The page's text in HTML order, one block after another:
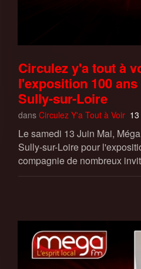
Circulez y'a tout à
l'exposition 100
Sully-sur-Loire
dans Circulez Y'a Tout à Voir
Le samedi 13 Juin Mai,
Sully-sur-Loire pour
compagnie de nombreux